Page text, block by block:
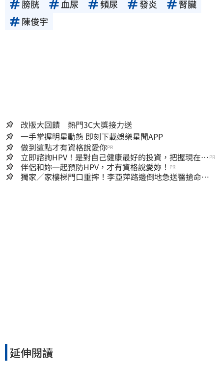
膀胱 血尿 頻尿 發炎
腎臟
陳俊宇
改版大回饋 熱門3C大獎接力送
一手掌握明星動態 即刻下載娛樂星聞APP
做到這點才有資格說愛你PR
立即諮詢HPV！是對自己健康最好的投資，把握現在不
嫌晚！
PR
伴侶和妳一起預防HPV，才有資格說愛妳！ PR
獨家／家樓梯門口重摔！李亞萍路邊倒地急送醫搶命
延伸閱讀